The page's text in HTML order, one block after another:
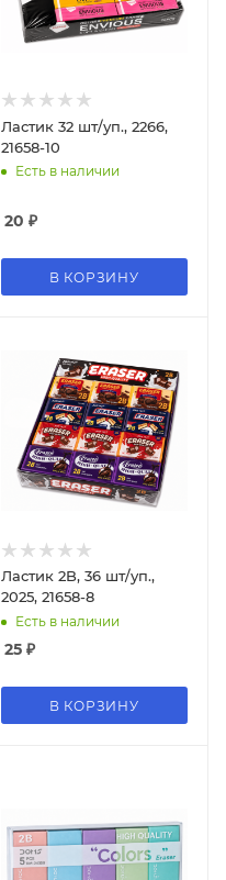
Ластик 32 шт/уп., 2266,
21658-10
Есть в наличии
20 ₽
В КОРЗИНУ
Ластик 2B, 36 шт/уп.,
2025, 21658-8
Есть в наличии
25₽
В КОРЗИНУ